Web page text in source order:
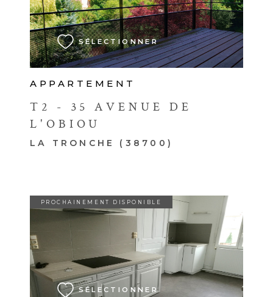
APPARTEMENT
T2 - 35 AVENUE DE
L'OBIOU
LA TRONCHE (38700)
SÉLECTIONNER
VOIR LE BIEN
PROCHAINEMENT DISPONIBLE
SÉLECTIONNER
VOIR LE BIEN